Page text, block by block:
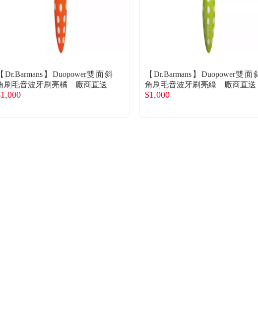
【Dr.Barmans】Duopower雙面斜
刷毛音波牙刷亮橘 廠商直送
【Dr.Barmans】Duopower雙面
角刷毛音波牙刷亮綠 廠商直送
$1,000